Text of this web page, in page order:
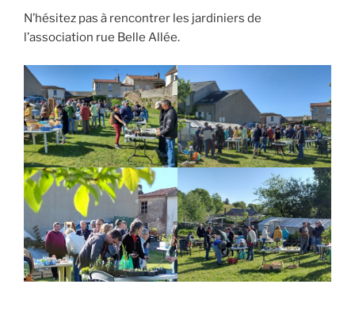
N’hésitez pas à rencontrer les jardiniers de
l’association rue Belle Allée.